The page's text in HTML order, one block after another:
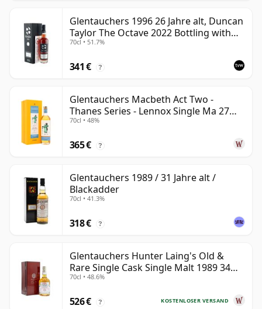
Glentauchers 1996 26 Jahre alt, Duncan
Taylor The Octave 2022 Bottling with
Box - Cask 8537479
70cl • 51.7%
341 € ?
Glentauchers Macbeth Act Two -
Thanes Series - Lennox Single Ma 27
Jahre alt
70cl • 48%
365 € ?
Glentauchers 1989 / 31 Jahre alt /
Blackadder
70cl • 41.3%
318 € ?
Glentauchers Hunter Laing's Old &
Rare Single Cask Single Malt 1989 34
Jahre alt
70cl • 48.6%
KOSTENLOSER VERSAND
526 € ?